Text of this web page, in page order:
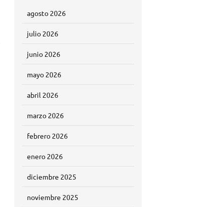
agosto 2026
julio 2026
junio 2026
mayo 2026
abril 2026
marzo 2026
febrero 2026
enero 2026
diciembre 2025
noviembre 2025